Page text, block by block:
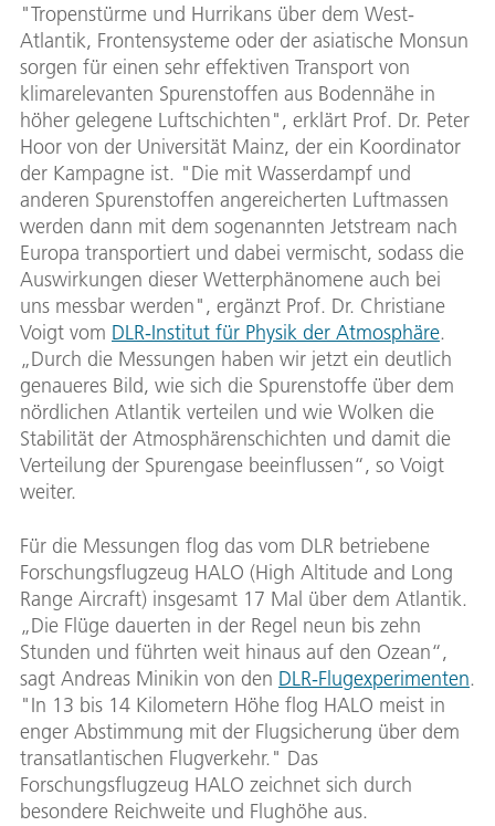
"Tropenstürme und Hurrikans über dem West-
Atlantik, Frontensysteme oder der asiatische Monsun
sorgen für einen sehr effektiven Transport von
klimarelevanten Spurenstoffen aus Bodennähe in
höher gelegene Luftschichten", erklärt Prof. Dr. Peter
Hoor von der Universität Mainz, der ein Koordinator
der Kampagne ist. "Die mit Wasserdampf und
anderen Spurenstoffen angereicherten Luftmassen
werden dann mit dem sogenannten Jetstream nach
Europa transportiert und dabei vermischt, sodass die
Auswirkungen dieser Wetterphänomene auch bei
uns messbar werden", ergänzt Prof. Dr. Christiane
Voigt vom DLR-Institut für Physik der Atmosphäre.
„Durch die Messungen haben wir jetzt ein deutlich
genaueres Bild, wie sich die Spurenstoffe über dem
nördlichen Atlantik verteilen und wie Wolken die
Stabilität der Atmosphärenschichten und damit die
Verteilung der Spurengase beeinflussen“, so Voigt
weiter.
Für die Messungen flog das vom DLR betriebene
Forschungsflugzeug HALO (High Altitude and Long
Range Aircraft) insgesamt 17 Mal über dem Atlantik.
„Die Flüge dauerten in der Regel neun bis zehn
Stunden und führten weit hinaus auf den Ozean“,
sagt Andreas Minikin von den DLR-Flugexperimenten.
"In 13 bis 14 Kilometern Höhe flog HALO meist in
enger Abstimmung mit der Flugsicherung über dem
transatlantischen Flugverkehr." Das
Forschungsflugzeug HALO zeichnet sich durch
besondere Reichweite und Flughöhe aus.